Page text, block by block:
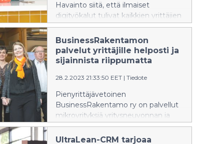
Havainto siitä, että ilmaiset
digityökalut tulivat kaikkien yrittäjien
ulottuville, mutta silti harva uskalsi
lähteä niitä hyödyntämään, käynnisti
Sanya Saarisen toisen
yrittäjätaipaleen. Ensimmäinen
ammattikorkeakoulun jälkeen
vuonna 2004, kun Saarinen hyppäsi
rohkeasti koulun penkiltä suoraan
yrittäjäksi ja teki keikkoja
yrittäjäkollegan kanssa
tuottaen ja esiintyvänä taiteilijana
BusinessRakentamon
palvelut yrittäjille helposti ja
sijainnista riippumatta
28.2.2023 21:33:50 EET | Tiedote
Pienyrittäjävetoinen
BusinessRakentamo ry on palvellut
mikroyrityksiä yritysneuvonnan ja
kehittämispalveluiden osalta
vuodesta 2018 lähtien. Yhdistys
UltraLean-CRM tarjoaa